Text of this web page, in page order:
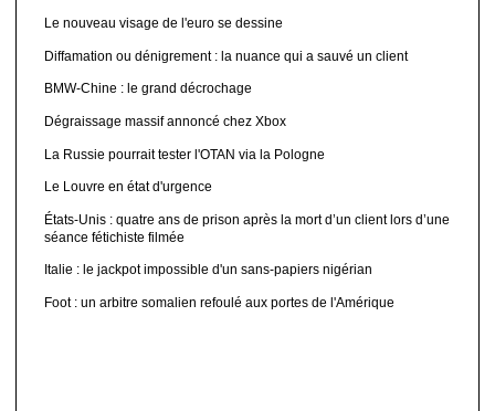
Le nouveau visage de l'euro se dessine
Diffamation ou dénigrement : la nuance qui a sauvé un client
BMW-Chine : le grand décrochage
Dégraissage massif annoncé chez Xbox
La Russie pourrait tester l'OTAN via la Pologne
Le Louvre en état d'urgence
États-Unis : quatre ans de prison après la mort d’un client lors d’une
séance fétichiste filmée
Italie : le jackpot impossible d'un sans-papiers nigérian
Foot : un arbitre somalien refoulé aux portes de l'Amérique